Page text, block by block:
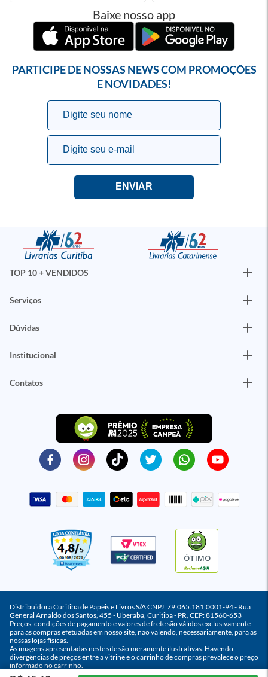
Baixe nosso app
PARTICIPE DE NOSSAS NEWS COM PROMOÇÕES
E NOVIDADES!
TOP 10 + VENDIDOS
Serviços
Dúvidas
Institucional
Contatos
ÓTIMO
Distribuidora Curitiba de Papéis e Livros S/A CNPJ: 79.065.181.0001-94 - Rua
General Arnaldo dos Santos, 455 - Uberaba, Curitiba - PR, CEP: 81560-653
Preços, condições de pagamento e valores de frete são válidos exclusivamente
para as compras efetuadas em nosso site, não valendo, necessariamente, para as
nossas lojas físicas.
As imagens apresentadas neste site são meramente ilustrativas. Havendo
divergências de preços entre a vitrine e o carrinho de compras prevalece o preço
informado no carrinho.